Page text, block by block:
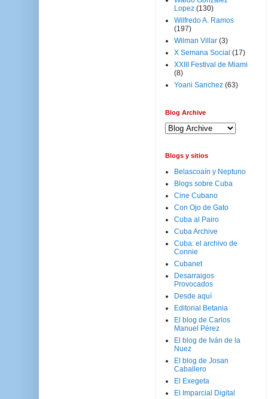
Lopez (130)
Wilfredo A. Ramos
(197)
Wilman Villar (3)
X Semana Social (17)
XXIII Festival de Miami
(8)
Yoani Sanchez (63)
Blog Archive
Blogs y sitios
Belascoaín y Neptuno
Blogs sobre Cuba
Cine Cubano
Con Ojo de Gato
Cuba al Pairo
Cuba Archive
Cuba: el archivo de
Connie
Cubanet
Desarraigos
Provocados
Desde aquí
Editorial Betania
El blog de Carlos
Manuel Pérez
El blog de Iván de la
Nuez
El blog de Josan
Caballero
El Exegeta
El Imparcial Digital